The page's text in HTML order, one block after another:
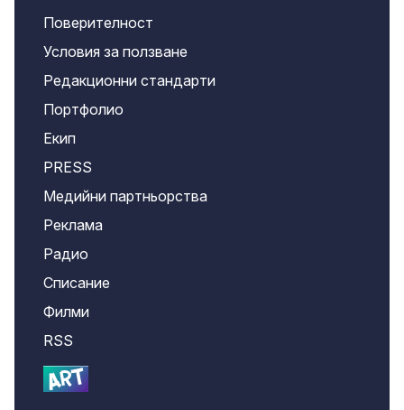
Поверителност
Условия за ползване
Редакционни стандарти
Портфолио
Екип
PRESS
Медийни партньорства
Реклама
Радио
Списание
Филми
RSS